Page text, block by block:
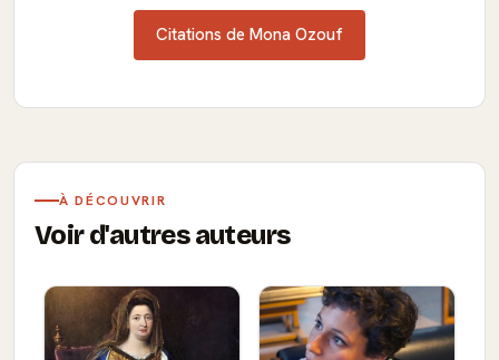
Citations de Mona Ozouf
À DÉCOUVRIR
Voir d'autres auteurs